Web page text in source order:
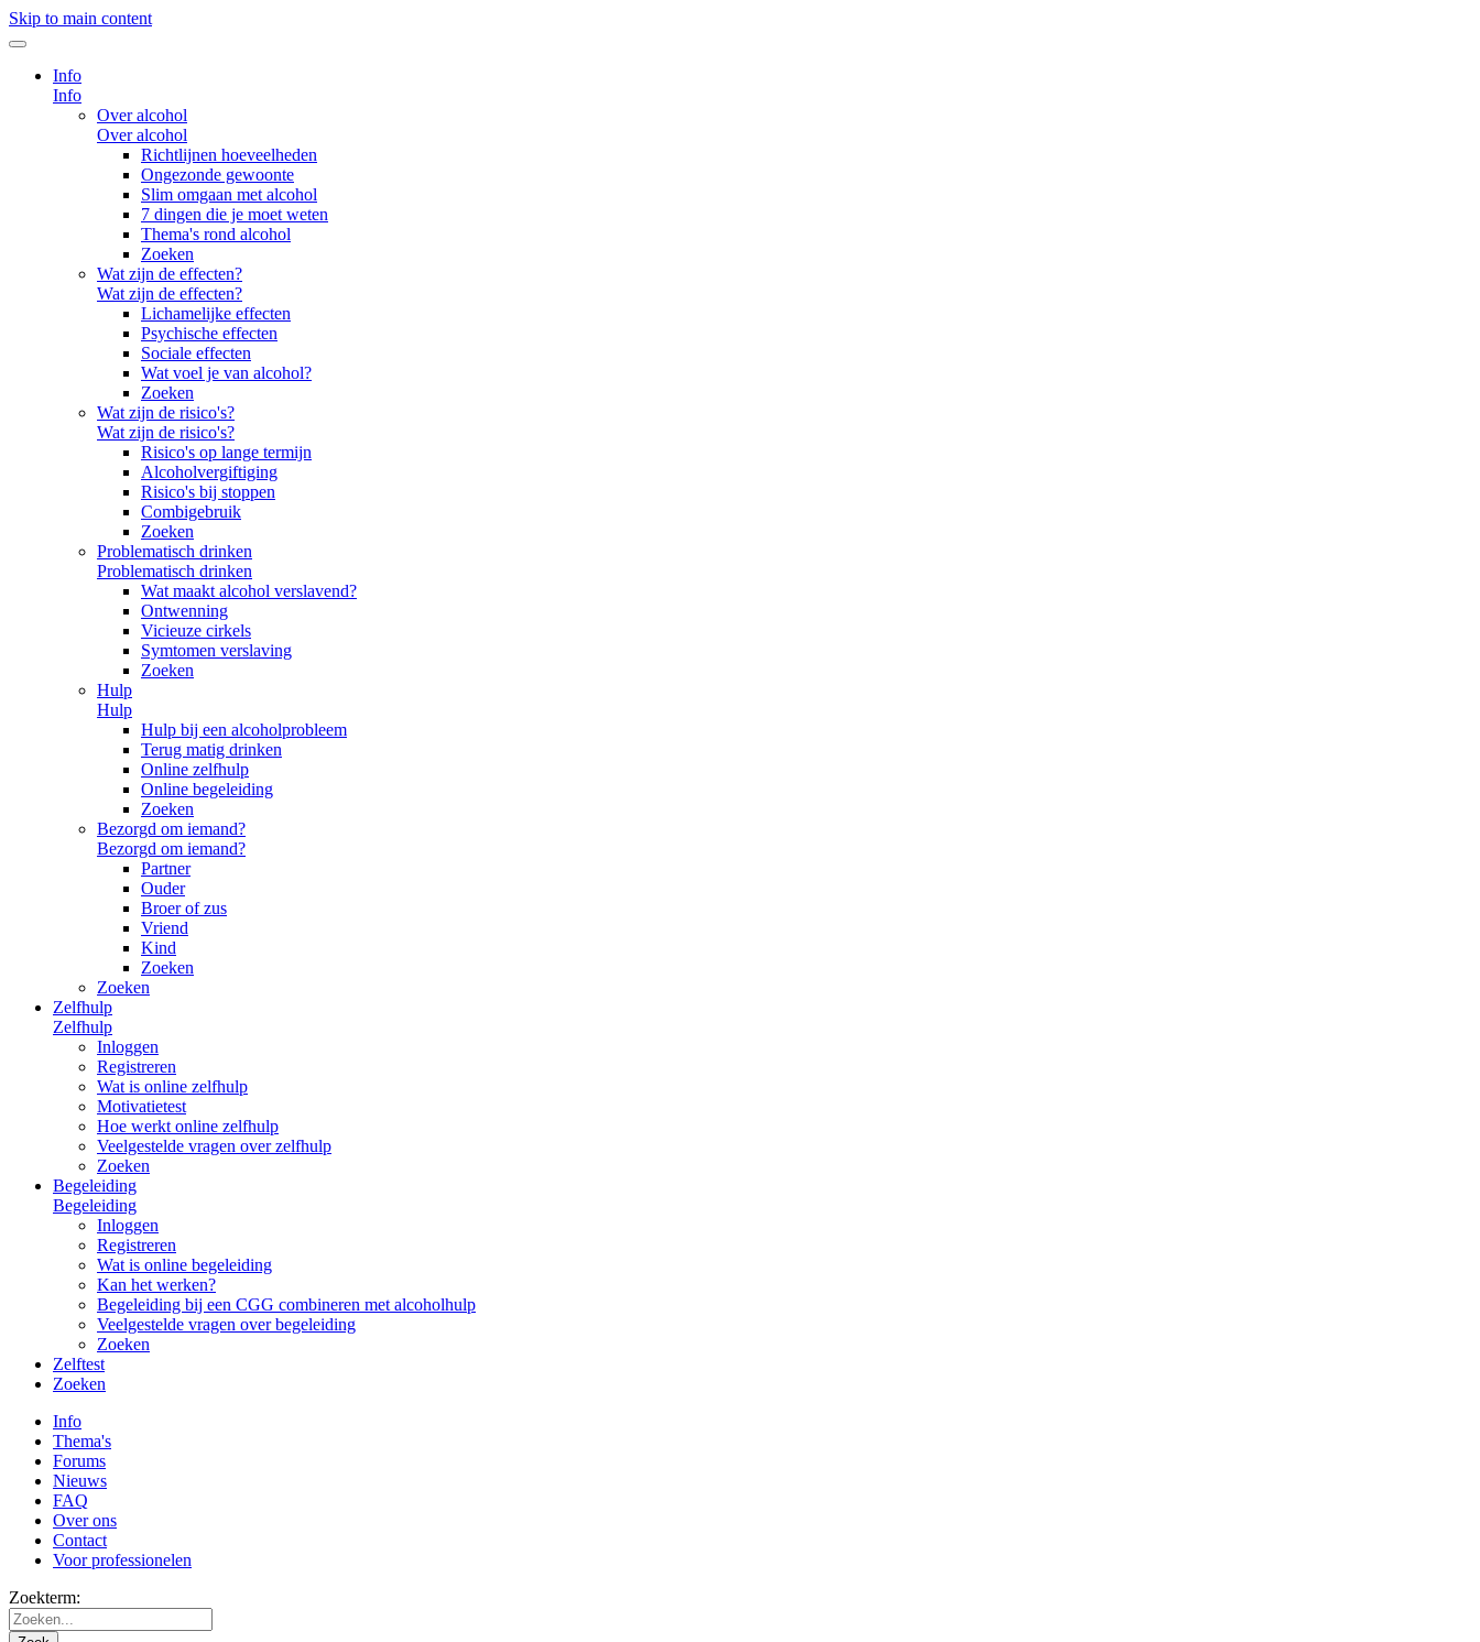
Skip to main content
Info
Info
Over alcohol
Over alcohol
Richtlijnen hoeveelheden
Ongezonde gewoonte
Slim omgaan met alcohol
7 dingen die je moet weten
Thema's rond alcohol
Zoeken
Wat zijn de effecten?
Wat zijn de effecten?
Lichamelijke effecten
Psychische effecten
Sociale effecten
Wat voel je van alcohol?
Zoeken
Wat zijn de risico's?
Wat zijn de risico's?
Risico's op lange termijn
Alcoholvergiftiging
Risico's bij stoppen
Combigebruik
Zoeken
Problematisch drinken
Problematisch drinken
Wat maakt alcohol verslavend?
Ontwenning
Vicieuze cirkels
Symtomen verslaving
Zoeken
Hulp
Hulp
Hulp bij een alcoholprobleem
Terug matig drinken
Online zelfhulp
Online begeleiding
Zoeken
Bezorgd om iemand?
Bezorgd om iemand?
Partner
Ouder
Broer of zus
Vriend
Kind
Zoeken
Zoeken
Zelfhulp
Zelfhulp
Inloggen
Registreren
Wat is online zelfhulp
Motivatietest
Hoe werkt online zelfhulp
Veelgestelde vragen over zelfhulp
Zoeken
Begeleiding
Begeleiding
Inloggen
Registreren
Wat is online begeleiding
Kan het werken?
Begeleiding bij een CGG combineren met alcoholhulp
Veelgestelde vragen over begeleiding
Zoeken
Zelftest
Zoeken
Info
Thema's
Forums
Nieuws
FAQ
Over ons
Contact
Voor professionelen
Zoekterm: